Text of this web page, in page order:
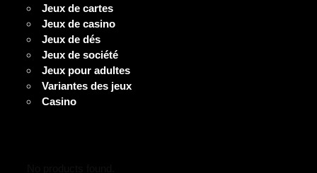
Jeux de cartes
Jeux de casino
Jeux de dés
Jeux de société
Jeux pour adultes
Variantes des jeux
Casino